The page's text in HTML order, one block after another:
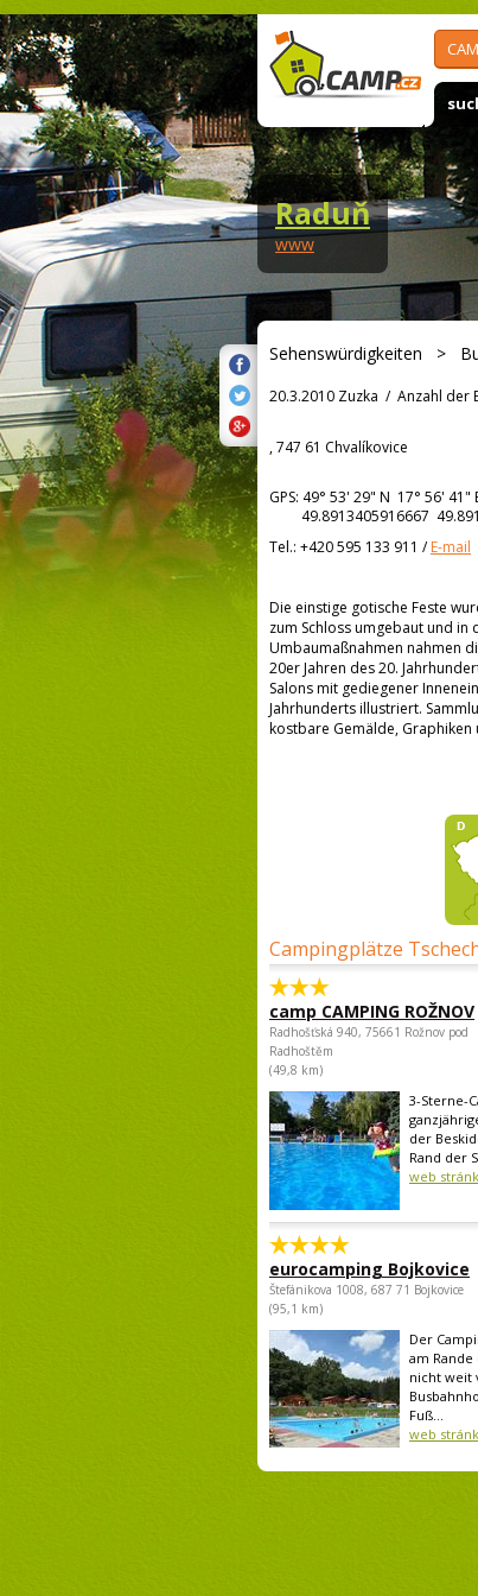
Raduň
www
Sehenswürdigkeiten >
20.3.2010 Zuzka / Anzahl der
, 747 61 Chvalíkovice
GPS: 49° 53' 29" N 17° 56' 41"
49.8913405916667
Tel.: +420 595 133 911 /E-mail
Die einstige gotische Feste
zum Schloss umgebaut und in
Umbaumaßnahmen nahmen
20er Jahren des 20.
Salons mit gediegener
Jahrhunderts illustriert.
kostbare Gemälde,
Campingplätze
camp CAMPING ROŽNOV
Radhošťská 940, 75661 Rožnov pod
Radhoštěm
(49,8 km)
3-Sterne-
der
Rand der
web
eurocamping Bojkovice
Štefánikova 1008, 687 71 Bojkovice
(95,1 km)
Der
am Rande
nicht weit
Fuß...
web